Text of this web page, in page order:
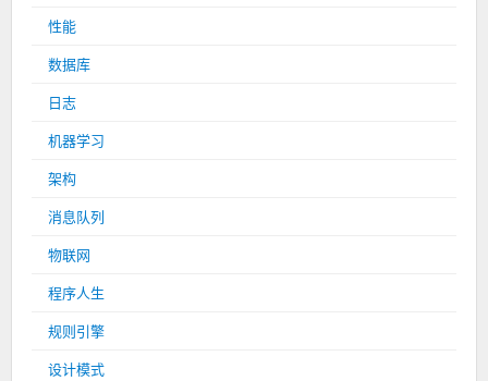
性能
数据库
日志
机器学习
架构
消息队列
物联网
程序人生
规则引擎
设计模式